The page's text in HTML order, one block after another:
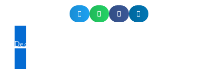
De clic aquí para recibir nuestras publicaciones
en su WhatsApp